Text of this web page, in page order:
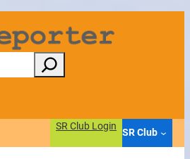
SR Club Login
SR Club